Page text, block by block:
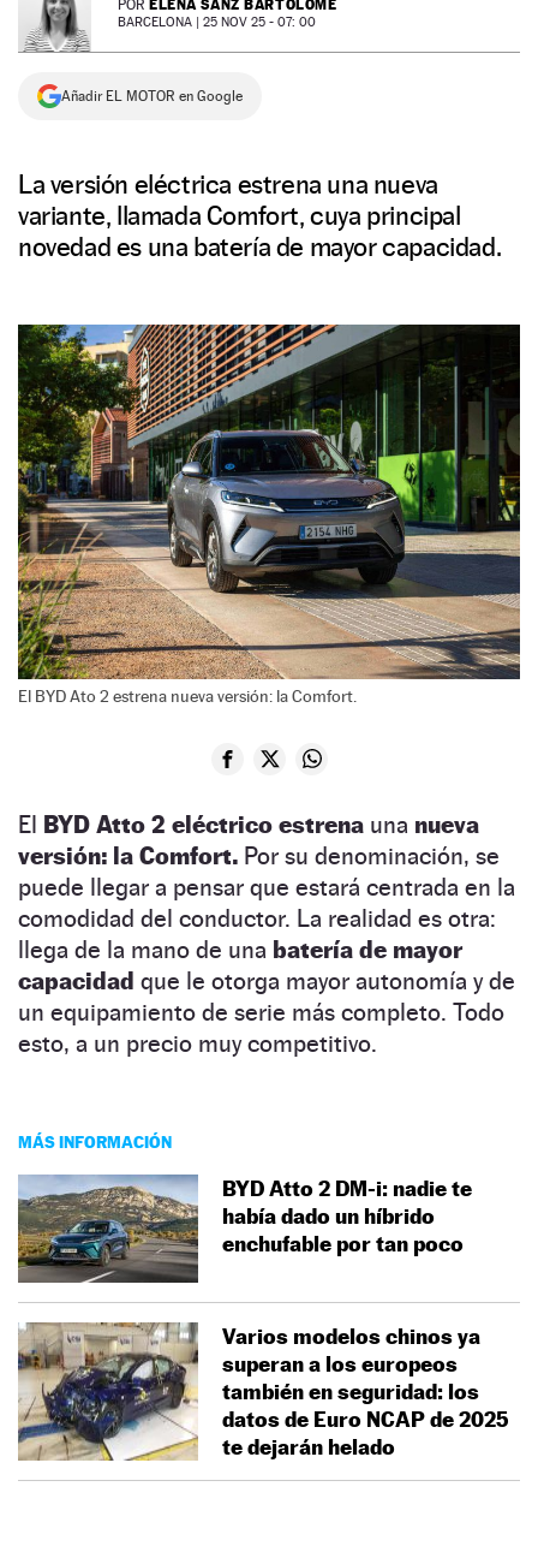
NEWSLETTER
SÍGUENOS
POR ELENA SANZ BARTOLOMÉ
BARCELONA | 25 NOV 25 - 07: 00
Añadir EL MOTOR en Google
La versión eléctrica estrena una nueva
variante, llamada Comfort, cuya principal
novedad es una batería de mayor capacidad.
El BYD Ato 2 estrena nueva versión: la Comfort.
El BYD Atto 2 eléctrico estrena una nueva
versión: la Comfort. Por su denominación, se
puede llegar a pensar que estará centrada en la
comodidad del conductor. La realidad es otra:
llega de la mano de una batería de mayor
capacidad que le otorga mayor autonomía y de
un equipamiento de serie más completo. Todo
esto, a un precio muy competitivo.
MÁS INFORMACIÓN
BYD Atto 2 DM-i: nadie te
había dado un híbrido
enchufable por tan poco
Varios modelos chinos ya
superan a los europeos
también en seguridad: los
datos de Euro NCAP de 2025
te dejarán helado